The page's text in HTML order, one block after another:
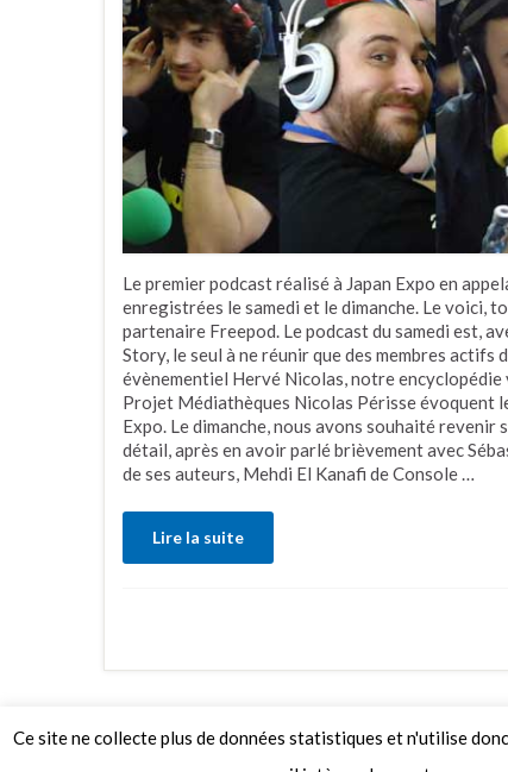
Le premier podcast réalisé à Japan Expo en
enregistrées le samedi et le dimanche. Le voici,
partenaire Freepod. Le podcast du samedi est,
Story, le seul à ne réunir que des membres actifs
évènementiel Hervé Nicolas, notre
Projet Médiathèques Nicolas Périsse évoquent
Expo. Le dimanche, nous avons souhaité
détail, après en avoir parlé brièvement avec
de ses auteurs, Mehdi El Kanafi de Console …
Lire la suite
Ce site ne collecte plus de données statistiques et n'utilise